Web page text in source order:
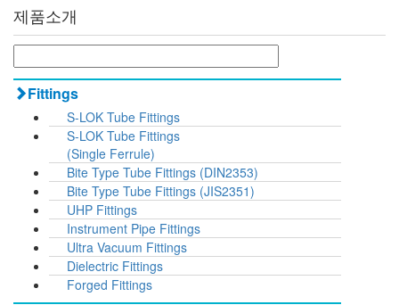
제품소개
Fittings
S-LOK Tube Fittings
S-LOK Tube Fittings
(Single Ferrule)
Bite Type Tube Fittings (DIN2353)
Bite Type Tube Fittings (JIS2351)
UHP Fittings
Instrument Pipe Fittings
Ultra Vacuum Fittings
Dielectric Fittings
Forged Fittings